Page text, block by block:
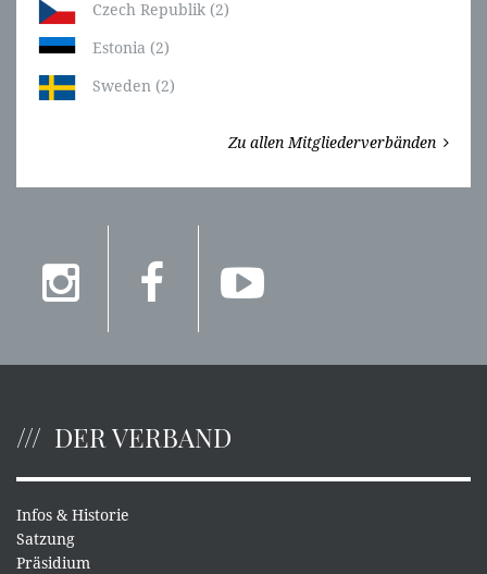
Czech Republik (2)
Estonia (2)
Sweden (2)
Zu allen Mitgliederverbänden
DER VERBAND
Infos & Historie
Satzung
Präsidium